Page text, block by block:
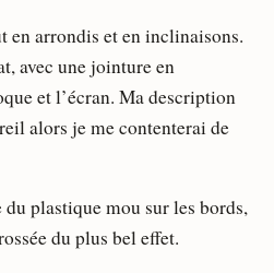
en arrondis et en inclinaisons.
avec une jointure en
et l’écran. Ma description
alors je me contenterai de
plastique mou sur les bords,
du plus bel effet.